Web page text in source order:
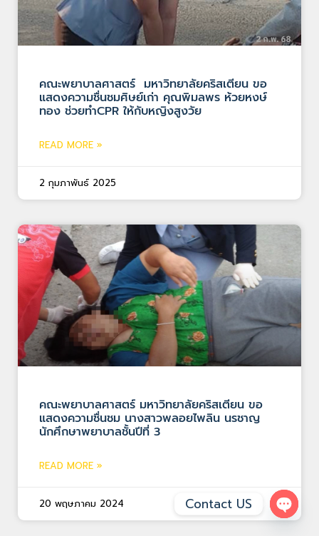
คณะพยาบาลศาสตร์ มหาวิทยาลัยคริสเตียน ขอ
แสดงความชื่นชมศิษย์เก่า คุณพิมลพร ห้วยหงษ์
ทอง ช่วยทำCPR ให้กับหญิงสูงวัย
READ MORE »
2 กุมภาพันธ์ 2025
คณะพยาบาลศาสตร์ มหาวิทยาลัยคริสเตียน ขอ
แสดงความชื่นชม นางสาวพลอยไพลิน นรชาญ
นักศึกษาพยาบาลชั้นปีที่ 3
READ MORE »
20 พฤษภาคม 2024 Contact US
Open